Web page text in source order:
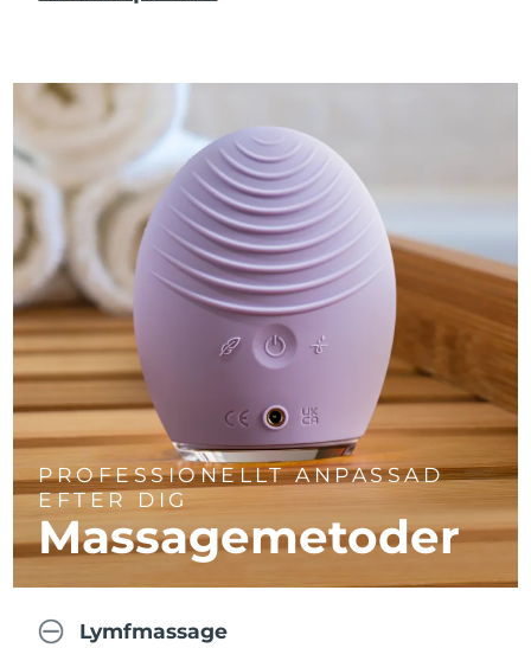
PROFESSIONELLT ANPASSAD
EFTER DIG
Massagemetoder
Lymfmassage